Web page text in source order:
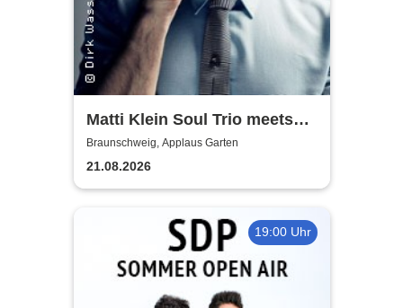
Matti Klein Soul Trio meets
Max Mutzke
Braunschweig, Applaus Garten
21.08.2026
19:00 Uhr